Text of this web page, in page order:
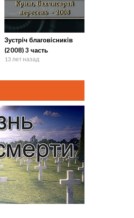
Зустрiч благовiсникiв
(2008) 3 часть
13 лет назад